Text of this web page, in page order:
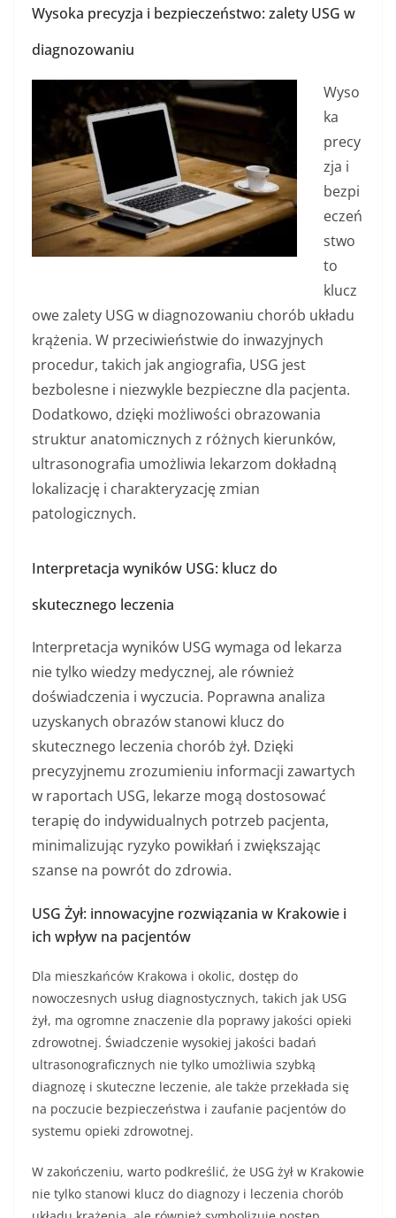
Wysoka precyzja i bezpieczeństwo: zalety USG w
diagnozowaniu
Wyso
ka
precy
zja i
bezpi
eczeń
stwo
to
klucz
owe zalety USG w diagnozowaniu chorób układu
krążenia. W przeciwieństwie do inwazyjnych
procedur, takich jak angiografia, USG jest
bezbolesne i niezwykle bezpieczne dla pacjenta.
Dodatkowo, dzięki możliwości obrazowania
struktur anatomicznych z różnych kierunków,
ultrasonografia umożliwia lekarzom dokładną
lokalizację i charakteryzację zmian
patologicznych.
Interpretacja wyników USG: klucz do
skutecznego leczenia
Interpretacja wyników USG wymaga od lekarza
nie tylko wiedzy medycznej, ale również
doświadczenia i wyczucia. Poprawna analiza
uzyskanych obrazów stanowi klucz do
skutecznego leczenia chorób żył. Dzięki
precyzyjnemu zrozumieniu informacji zawartych
w raportach USG, lekarze mogą dostosować
terapię do indywidualnych potrzeb pacjenta,
minimalizując ryzyko powikłań i zwiększając
szanse na powrót do zdrowia.
USG Żył: innowacyjne rozwiązania w Krakowie i
ich wpływ na pacjentów
Dla mieszkańców Krakowa i okolic, dostęp do
nowoczesnych usług diagnostycznych, takich jak USG
żył, ma ogromne znaczenie dla poprawy jakości opieki
zdrowotnej. Świadczenie wysokiej jakości badań
ultrasonograficznych nie tylko umożliwia szybką
diagnozę i skuteczne leczenie, ale także przekłada się
na poczucie bezpieczeństwa i zaufanie pacjentów do
systemu opieki zdrowotnej.
W zakończeniu, warto podkreślić, że USG żył w Krakowie
nie tylko stanowi klucz do diagnozy i leczenia chorób